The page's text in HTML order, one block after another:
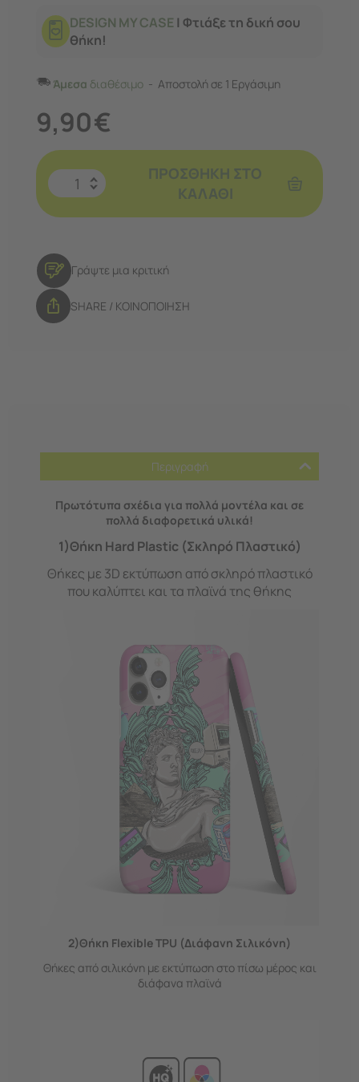
DESIGN MY CASE | Φτιάξε τη δική σου
θήκη!
Άμεσα διαθέσιμο Αποστολή σε 1 Εργάσιμη
9,90€
ΠΡΟΣΘΉΚΗ ΣΤΟ
ΚΑΛΆΘΙ
Γράψτε μια κριτική
SHARE / ΚΟΙΝΟΠΟΙΗΣΗ
Περιγραφή
Πρωτότυπα σχέδια για πολλά μοντέλα και σε
πολλά διαφορετικά υλικά!
1)Θήκη Hard Plastic (Σκληρό Πλαστικό)
Θήκες με 3D εκτύπωση από σκληρό πλαστικό
που καλύπτει και τα πλαϊνά της θήκης
2)Θήκη Flexible TPU (Διάφανη Σιλικόνη)
Θήκες από σιλικόνη με εκτύπωση στο πίσω μέρος και
διάφανα πλαϊνά